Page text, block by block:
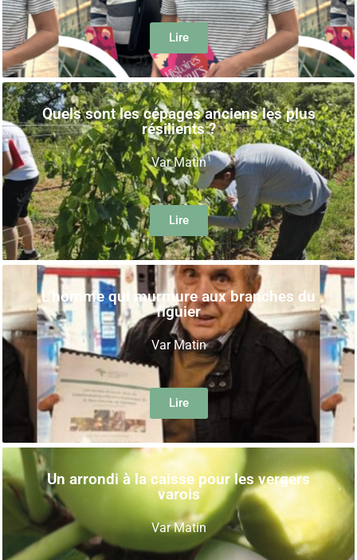
Lire
Quels sont les cépages anciens les plus
résilients ?
Var Matin
Lire
L'homme qui murmure aux branches du
figuier
Var Matin
Lire
Un arrondi à la caisse pour les vergers
varois
Var Matin